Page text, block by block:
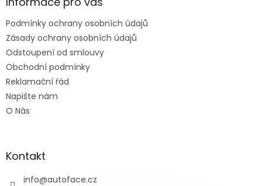
Podmínky ochrany osobních údajů
Zásady ochrany osobních údajů
Odstoupení od smlouvy
Obchodní podmínky
Reklamační řád
Napište nám
O Nás
Kontakt
info@autoface.cz